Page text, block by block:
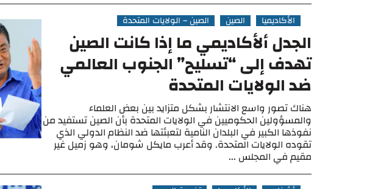
الأكاديميا الصين الصين – الولايات المتحدة
الجدل ألأكاديمي ما إذا كانت الصين
تهدف إلى “تسليح” الجنوب العالمي
ضد الولايات المتحدة
هناك تصور واسع الانتشار بشكل متزايد بين بعض العلماء
والمسؤولين الحكوميين في الولايات المتحدة بأن الصين تستفيد من
نفوذها الكبير في البلدان النامية لتعبئتها ضد النظام الدولي الذي
تقوده الولايات المتحدة. وقد أعرب مايكل شومان، وهو زميل غير
مقيم في المجلس ...